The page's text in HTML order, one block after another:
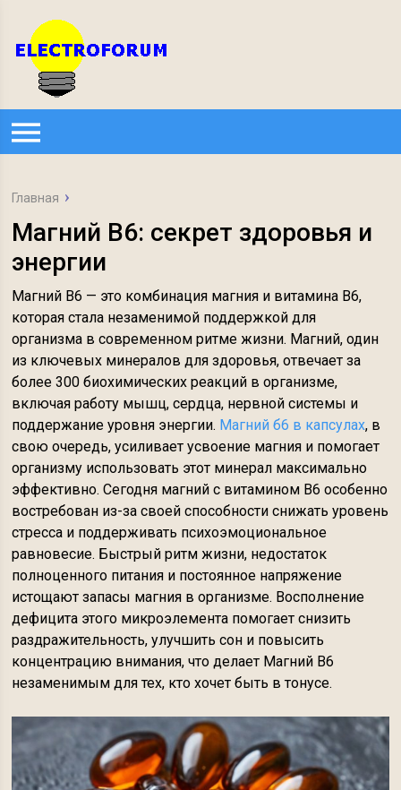
Главная
Магний В6: секрет здоровья и
энергии
Магний В6 — это комбинация магния и витамина В6,
которая стала незаменимой поддержкой для
организма в современном ритме жизни. Магний, один
из ключевых минералов для здоровья, отвечает за
более 300 биохимических реакций в организме,
включая работу мышц, сердца, нервной системы и
поддержание уровня энергии. Магний б6 в капсулах, в
свою очередь, усиливает усвоение магния и помогает
организму использовать этот минерал максимально
эффективно. Сегодня магний с витамином В6 особенно
востребован из-за своей способности снижать уровень
стресса и поддерживать психоэмоциональное
равновесие. Быстрый ритм жизни, недостаток
полноценного питания и постоянное напряжение
истощают запасы магния в организме. Восполнение
дефицита этого микроэлемента помогает снизить
раздражительность, улучшить сон и повысить
концентрацию внимания, что делает Магний В6
незаменимым для тех, кто хочет быть в тонусе.